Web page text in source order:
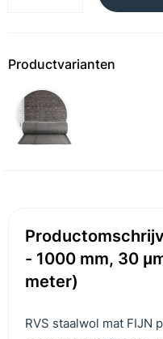
Productvarianten
- 1000 mm, 30
meter)
RVS staalwol mat FIJN